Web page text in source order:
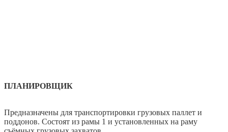
ПЛАНИРОВЩИК
Предназначены для транспортировки грузовых паллет и
поддонов. Состоят из рамы 1 и установленных на раму